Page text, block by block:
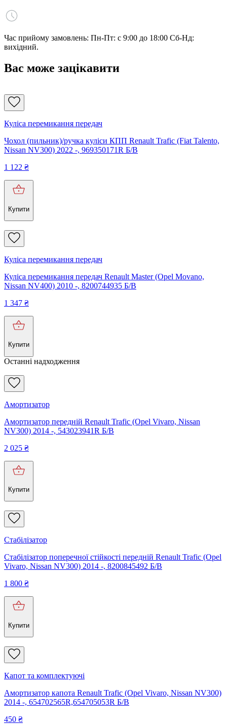
Час прийому замовлень: Пн-Пт: с 9:00 до 18:00 Сб-Нд:
вихідний.
Вас може зацікавити
Куліса перемикання передач
Чохол (пильник)/ручка куліси КПП Renault Trafic (Fiat Talento,
Nissan NV300) 2022 -, 969350171R Б/В
1 122 ₴
Купити
Куліса перемикання передач
Куліса перемикання передач Renault Master (Opel Movano,
Nissan NV400) 2010 -, 8200744935 Б/В
1 347 ₴
Купити
Останні надходження
Амортизатор
Амортизатор передній Renault Trafic (Opel Vivaro, Nissan
NV300) 2014 -, 543023941R Б/В
2 025 ₴
Купити
Стабілізатор
Стабілізатор поперечної стійкості передній Renault Trafic (Opel
Vivaro, Nissan NV300) 2014 -, 8200845492 Б/В
1 800 ₴
Купити
Капот та комплектуючі
Амортизатор капота Renault Trafic (Opel Vivaro, Nissan NV300)
2014 -, 654702565R,654705053R Б/В
450 ₴